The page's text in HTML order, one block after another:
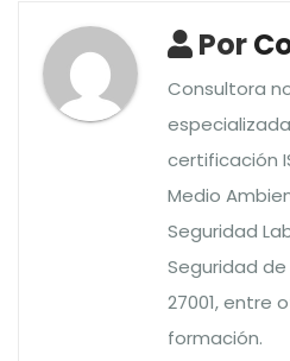
Por
Consultora
certificación
Medio
Seguridad
Seguridad de
27001, entre
formación.